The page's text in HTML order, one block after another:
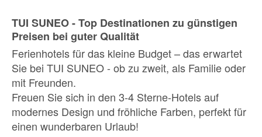
TUI SUNEO - Top Destinationen zu günstigen
Preisen bei guter Qualität
Ferienhotels für das kleine Budget – das erwartet
Sie bei TUI SUNEO - ob zu zweit, als Familie oder
mit Freunden.
Freuen Sie sich in den 3-4 Sterne-Hotels auf
modernes Design und fröhliche Farben, perfekt für
einen wunderbaren Urlaub!